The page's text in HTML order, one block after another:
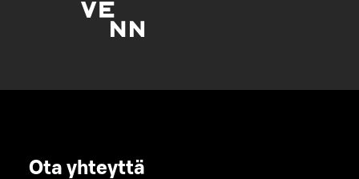
Ota yhteyttä